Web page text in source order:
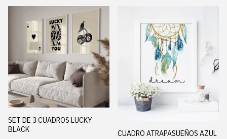
SET DE 3 CUADROS LUCKY
BLACK
CUADRO ATRAPASUEÑOS AZUL